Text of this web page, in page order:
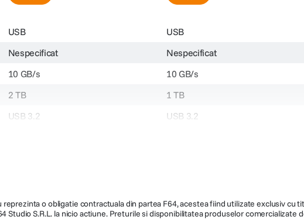
USB USB
Nespecificat Nespecificat
10 GB/s 10 GB/s
2 TB 1 TB
USB 3.2 USB 3.2
reprezinta o obligatie contractuala din partea F64, acestea fiind utilizate exclusiv cu
S.R.L. la nicio actiune. Preturile si disponibilitatea produselor comercializate